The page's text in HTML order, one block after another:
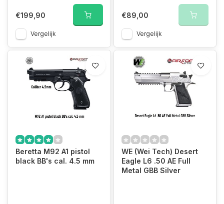
€199,90
Vergelijk
€89,00
Vergelijk
Beretta M92 A1 pistol
black BB's cal. 4.5 mm
WE (Wei Tech) Desert
Eagle L6 .50 AE Full
Metal GBB Silver